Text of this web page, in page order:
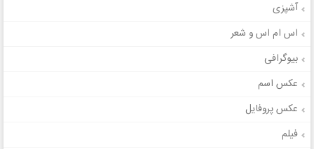
آشپزی
اس ام اس و شعر
بیوگرافی
عکس اسم
عکس پروفایل
فیلم